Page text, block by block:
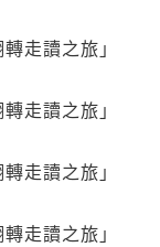
走讀之旅」
走讀之旅」
走讀之旅」
走讀之旅」